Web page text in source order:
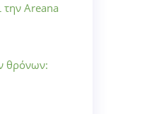
την Areana
θρόνων: